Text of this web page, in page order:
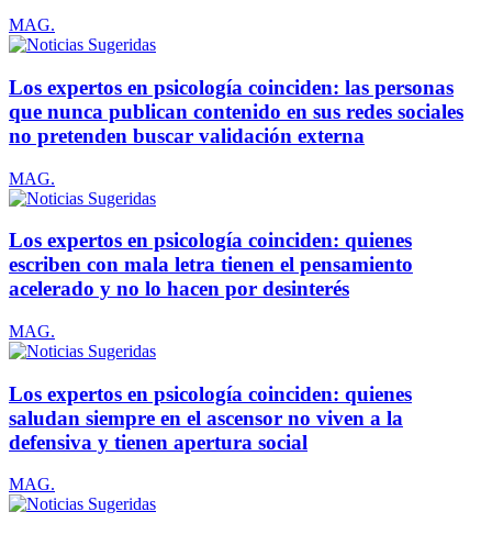
MAG.
Los expertos en psicología coinciden: las personas
que nunca publican contenido en sus redes sociales
no pretenden buscar validación externa
MAG.
Los expertos en psicología coinciden: quienes
escriben con mala letra tienen el pensamiento
acelerado y no lo hacen por desinterés
MAG.
Los expertos en psicología coinciden: quienes
saludan siempre en el ascensor no viven a la
defensiva y tienen apertura social
MAG.